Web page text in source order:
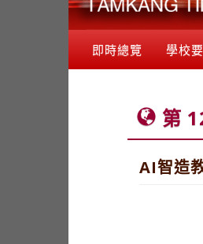
即時總覽 學校
第
AI智造